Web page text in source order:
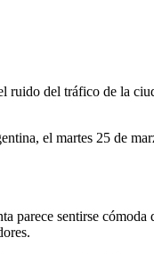
del tráfico de la
el martes 25 de
parece sentirse